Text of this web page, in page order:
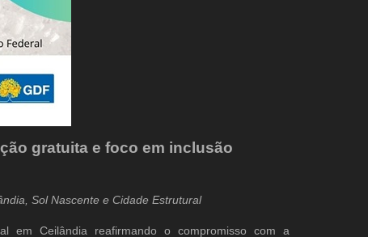
gratuita e foco em inclusão
Sol Nascente e Cidade Estrutural
em Ceilândia reafirmando o compromisso com a